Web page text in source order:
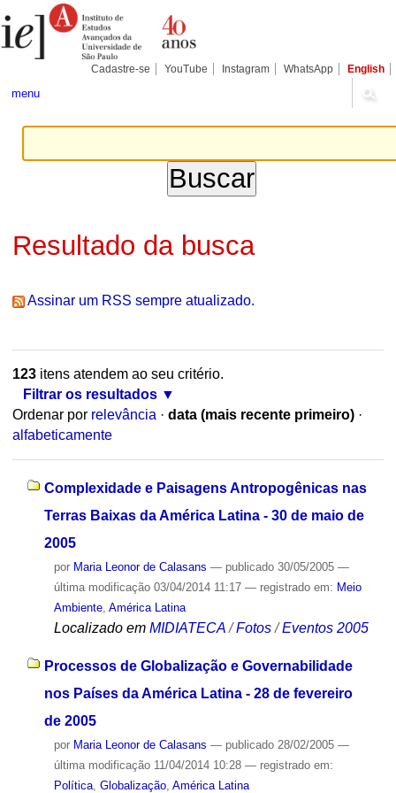
para
conteúdo.
Pessoais
Cadastre-se YouTube Instagram WhatsApp English
menu
Resultado da busca
Assinar um RSS sempre atualizado.
123itens atendem ao seu critério.
Filtrar os resultados
Ordenar por relevância · data (mais recente primeiro) ·
alfabeticamente
Complexidade e Paisagens Antropogênicas nas
Terras Baixas da América Latina - 30 de maio de
2005
por Maria Leonor de Calasans — publicado30/05/2005 —
última modificação03/04/2014 11:17 — registrado em: Meio
Ambiente, América Latina
Localizado em MIDIATECA /Fotos /Eventos 2005
Processos de Globalização e Governabilidade
nos Países da América Latina - 28 de fevereiro
de 2005
por Maria Leonor de Calasans — publicado28/02/2005 —
última modificação11/04/2014 10:28 — registrado em:
Política, Globalização, América Latina